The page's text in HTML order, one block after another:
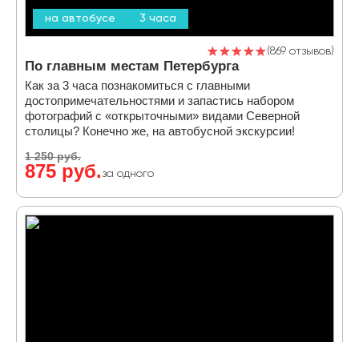
на автобусе 3 часа
869 отзывов
По главным местам Петербурга
Как за 3 часа познакомиться с главными
достопримечательностями и запастись набором
фотографий с «открыточными» видами Северной
столицы? Конечно же, на автобусной экскурсии!
1 250 руб.
875 руб. за одного